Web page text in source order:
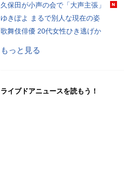
久保田が小声の会で「大声主張」
ゆきぽよ まるで別人な現在の姿
歌舞伎俳優 20代女性ひき逃げか
もっと見る
ライブドアニュースを読もう！